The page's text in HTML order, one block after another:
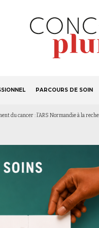
PARCOURS DE SOIN
du cancer : l’ARS Normandie à la